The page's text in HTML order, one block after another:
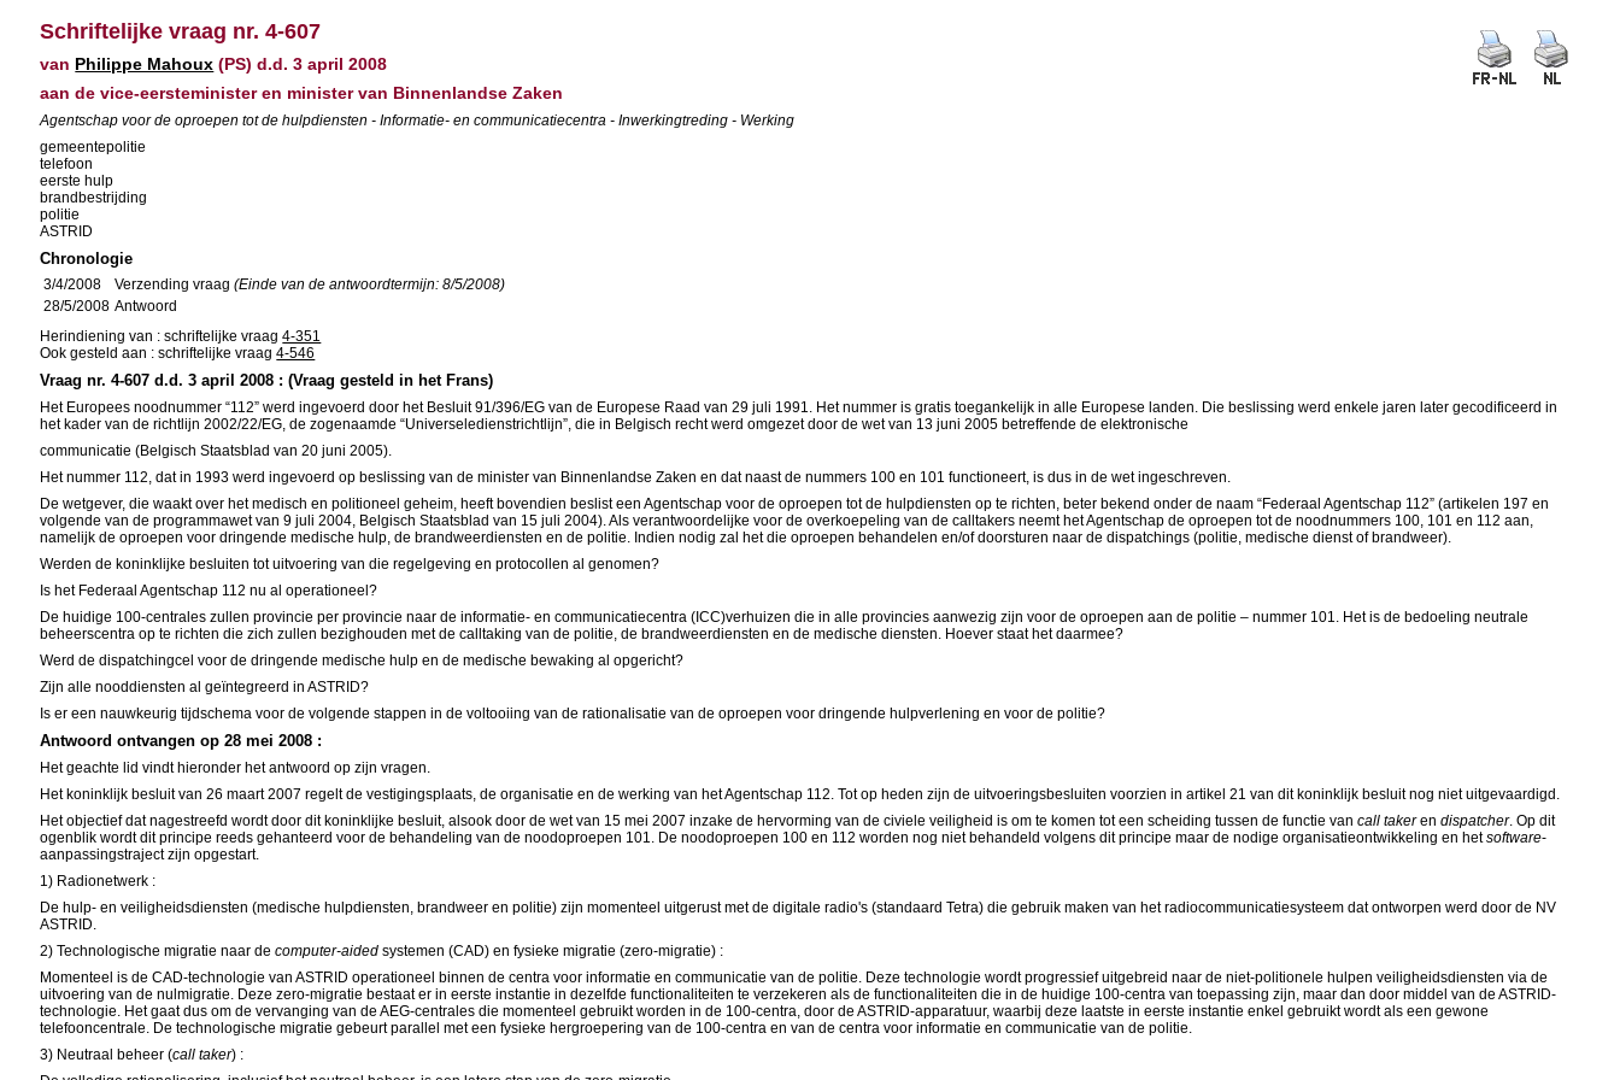
Schriftelijke vraag nr. 4-607
van Philippe Mahoux (PS) d.d. 3 april 2008
aan de vice-eersteminister en minister van Binnenlandse Zaken
Agentschap voor de oproepen tot de hulpdiensten - Informatie- en communicatiecentra - Inwerkingtreding - Werking
gemeentepolitie
telefoon
eerste hulp
brandbestrijding
politie
ASTRID
Chronologie
3/4/2008 Verzending vraag(Einde van de antwoordtermijn: 8/5/2008)
28/5/2008 Antwoord
Herindiening van : schriftelijke vraag4-351
Ook gesteld aan : schriftelijke vraag4-546
Vraag nr. 4-607 d.d. 3 april 2008 : (Vraag gesteld in het Frans)
Het Europees noodnummer “112” werd ingevoerd door het Besluit 91/396/EG van de Europese Raad van 29 juli 1991. Het nummer is gratis toegankelijk in alle Europese landen. Die beslissing werd enkele jaren later gecodificeerd in
het kader van de richtlijn 2002/22/EG, de zogenaamde “Universeledienstrichtlijn”, die in Belgisch recht werd omgezet door de wet van 13 juni 2005 betreffende de elektronische
communicatie (Belgisch Staatsblad van 20 juni 2005).
Het nummer 112, dat in 1993 werd ingevoerd op beslissing van de minister van Binnenlandse Zaken en dat naast de nummers 100 en 101 functioneert, is dus in de wet ingeschreven.
De wetgever, die waakt over het medisch en politioneel geheim, heeft bovendien beslist een Agentschap voor de oproepen tot de hulpdiensten op te richten, beter bekend onder de naam “Federaal Agentschap 112” (artikelen 197 en
volgende van de programmawet van 9 juli 2004, Belgisch Staatsblad van 15 juli 2004). Als verantwoordelijke voor de overkoepeling van de calltakers neemt het Agentschap de oproepen tot de noodnummers 100, 101 en 112 aan,
namelijk de oproepen voor dringende medische hulp, de brandweerdiensten en de politie. Indien nodig zal het die oproepen behandelen en/of doorsturen naar de dispatchings (politie, medische dienst of brandweer).
Werden de koninklijke besluiten tot uitvoering van die regelgeving en protocollen al genomen?
Is het Federaal Agentschap 112 nu al operationeel?
De huidige 100-centrales zullen provincie per provincie naar de informatie- en communicatiecentra (ICC)verhuizen die in alle provincies aanwezig zijn voor de oproepen aan de politie – nummer 101. Het is de bedoeling neutrale
beheerscentra op te richten die zich zullen bezighouden met de calltaking van de politie, de brandweerdiensten en de medische diensten. Hoever staat het daarmee?
Werd de dispatchingcel voor de dringende medische hulp en de medische bewaking al opgericht?
Zijn alle nooddiensten al geïntegreerd in ASTRID?
Is er een nauwkeurig tijdschema voor de volgende stappen in de voltooiing van de rationalisatie van de oproepen voor dringende hulpverlening en voor de politie?
Antwoord ontvangen op 28 mei 2008 :
Het geachte lid vindt hieronder het antwoord op zijn vragen.
Het koninklijk besluit van 26 maart 2007 regelt de vestigingsplaats, de organisatie en de werking van het Agentschap 112. Tot op heden zijn de uitvoeringsbesluiten voorzien in artikel 21 van dit koninklijk besluit nog niet uitgevaardigd.
Het objectief dat nagestreefd wordt door dit koninklijke besluit, alsook door de wet van 15 mei 2007 inzake de hervorming van de civiele veiligheid is om te komen tot een scheiding tussen de functie vancall takerendispatcher. Op dit
ogenblik wordt dit principe reeds gehanteerd voor de behandeling van de noodoproepen 101. De noodoproepen 100 en 112 worden nog niet behandeld volgens dit principe maar de nodige organisatieontwikkeling en hetsoftware-
aanpassingstraject zijn opgestart.
1) Radionetwerk :
De hulp- en veiligheidsdiensten (medische hulpdiensten, brandweer en politie) zijn momenteel uitgerust met de digitale radio's (standaard Tetra) die gebruik maken van het radiocommunicatiesysteem dat ontworpen werd door de NV
ASTRID.
2) Technologische migratie naar decomputer-aided systemen (CAD) en fysieke migratie (zero-migratie) :
Momenteel is de CAD-technologie van ASTRID operationeel binnen de centra voor informatie en communicatie van de politie. Deze technologie wordt progressief uitgebreid naar de niet-politionele hulpen veiligheidsdiensten via de
uitvoering van de nulmigratie. Deze zero-migratie bestaat er in eerste instantie in dezelfde functionaliteiten te verzekeren als de functionaliteiten die in de huidige 100-centra van toepassing zijn, maar dan door middel van de ASTRID-
technologie. Het gaat dus om de vervanging van de AEG-centrales die momenteel gebruikt worden in de 100-centra, door de ASTRID-apparatuur, waarbij deze laatste in eerste instantie enkel gebruikt wordt als een gewone
telefooncentrale. De technologische migratie gebeurt parallel met een fysieke hergroepering van de 100-centra en van de centra voor informatie en communicatie van de politie.
3) Neutraal beheer (call taker) :